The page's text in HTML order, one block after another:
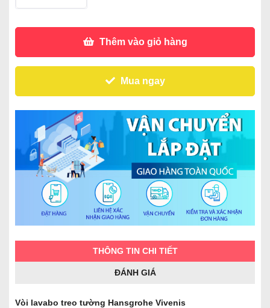
Thêm vào giỏ hàng
Mua ngay
THÔNG TIN CHI TIẾT
ĐÁNH GIÁ
Vòi lavabo treo tường Hansgrohe Vivenis